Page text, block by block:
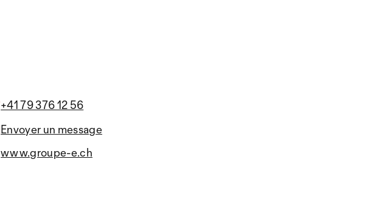
+41 79 376 12 56
Envoyer un message
www.groupe-e.ch